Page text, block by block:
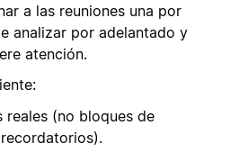
a las reuniones una por
analizar por adelantado y
atención.
(no bloques de